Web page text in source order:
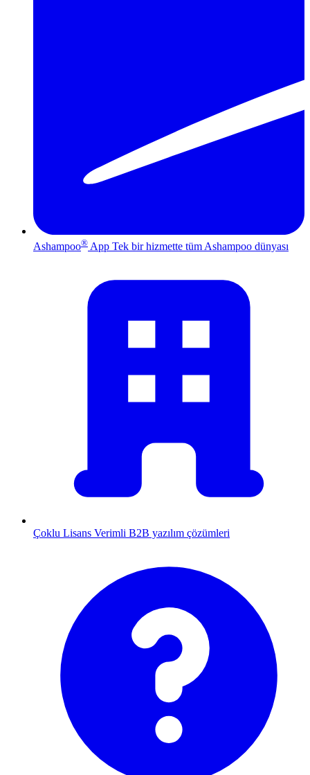
Ashampoo® App Tek bir hizmette tüm Ashampoo dünyası
Çoklu Lisans Verimli B2B yazılım çözümleri